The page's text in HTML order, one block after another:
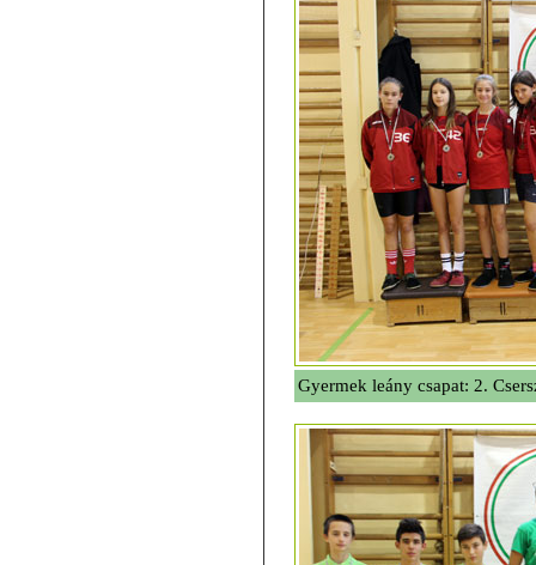
Gyermek leány csapat: 2.